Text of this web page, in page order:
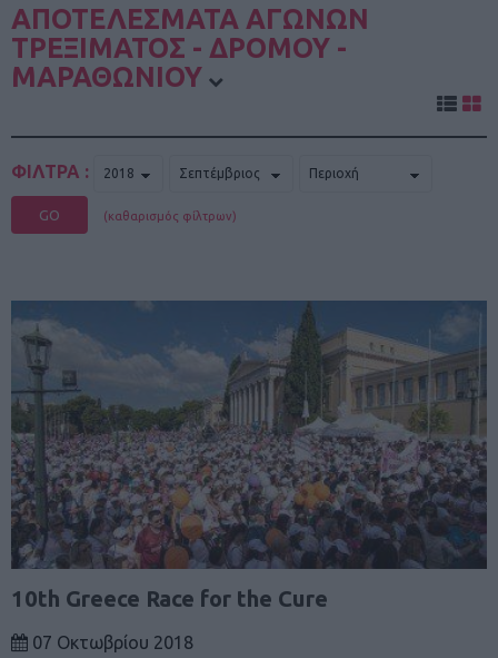
ΑΠΟΤΕΛΕΣΜΑΤΑ ΑΓΩΝΩΝ
ΤΡΕΞΙΜΑΤΟΣ - ΔΡΟΜΟΥ -
ΜΑΡΑΘΩΝΙΟΥ
ΦΙΛΤΡΑ :
GO (καθαρισμός φίλτρων)
10th Greece Race for the Cure
07 Οκτωβρίου 2018